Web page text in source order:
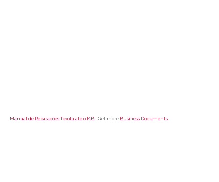
Manual de Reparações Toyota ate o 14B- Get more Business Documents